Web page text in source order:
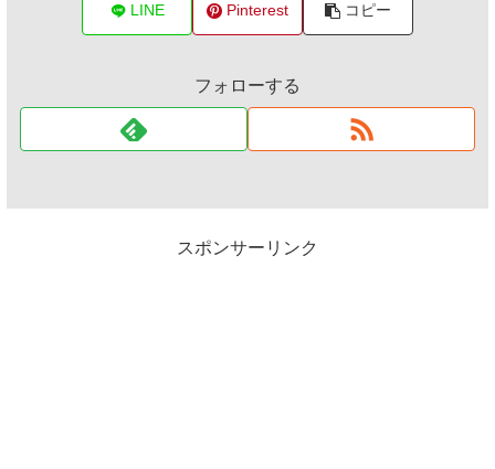
LINE Pinterest コピー
フォローする
スポンサーリンク